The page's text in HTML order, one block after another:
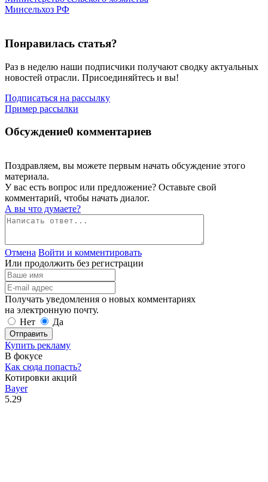
Минсельхоз РФ
Понравилась статья?
Раз в неделю наши подписчики получают сводку актуальных
новостей отрасли. Присоединяйтесь и вы!
Подписаться на рассылку
Пример рассылки
Обсуждение0 комментариев
Поздравляем, вы можете первым начать обсуждение этого
материала.
У вас есть вопрос или предложение? Оставьте свой
комментарий, чтобы начать диалог.
А вы что думаете?
Отмена Войти и комментировать
Или продолжить без регистрации
Получать уведомления о новых комментариях
на электронную почту.
Нет
Да
Отправить
Купить рекламу
В фокусе
Как сюда попасть?
Котировки акций
Bayer
5.29